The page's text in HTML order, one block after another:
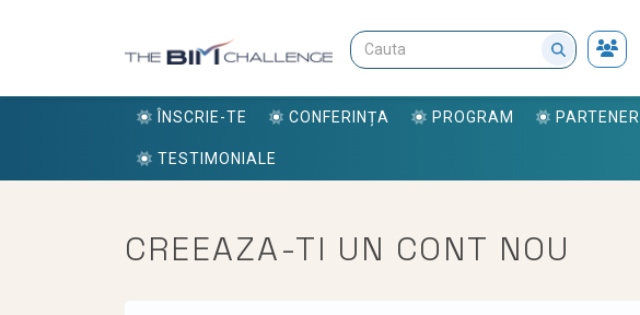
ÎNSCRIE-TE CONFERINȚA PROGRAM PARTENERI
TESTIMONIALE
CREEAZA-TI UN CONT NOU